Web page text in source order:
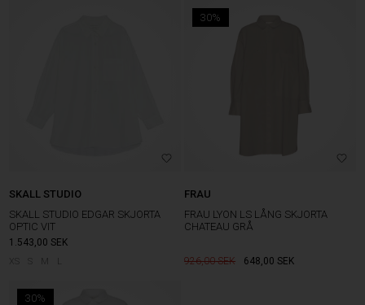
SKALL STUDIO
SKALL STUDIO EDGAR SKJORTA
OPTIC VIT
1.543,00 SEK
M L
30%
FRAU
FRAU LYON LS LÅNG SKJORTA
CHATEAU GRÅ
926,00 648,00 SEK
30%